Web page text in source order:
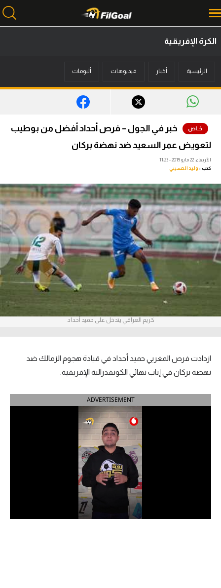
أخبار
ميركاتو
فانتازي في الجول
فيديوهات
عدسات
آراء حرة
ركن الألعاب
بطولات
الدوري الإسباني
الدوري الإيطالي
الدوري السعودي للمحترفين
الكرة الإفريقية
الرئيسية أخبار فيديوهات ألبومات
خبر في الجول – فرص أحداد أفضل من بوطيب
لتعويض عمر السعيد ضد نهضة بركان
الأربعاء، 22 مايو 2019 - 11:23
كتب : وليد الحسيني
كريم العراقي يتدخل على حميد أحداد
ازدادت فرص المغربي حميد أحداد في قيادة هجوم الزمالك ضد
نهضة بركان في إياب نهائي الكونفدرالية الإفريقية.
ADVERTISEMENT